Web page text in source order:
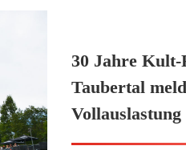
30 Jahre Kult-
Taubertal
Vollauslastung